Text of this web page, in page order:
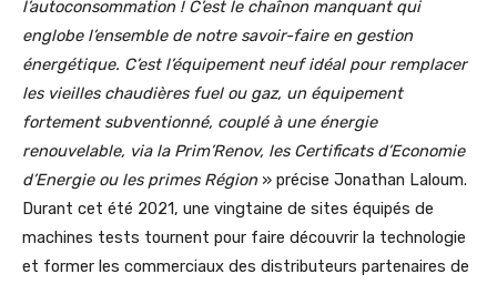
l’autoconsommation ! C’est le chaînon manquant qui
englobe l’ensemble de notre savoir-faire en gestion
énergétique. C’est l’équipement neuf idéal pour remplacer
les vieilles chaudières fuel ou gaz, un équipement
fortement subventionné, couplé à une énergie
renouvelable, via la Prim’Renov, les Certificats d’Economie
d’Energie ou les primes Région » précise Jonathan Laloum.
Durant cet été 2021, une vingtaine de sites équipés de
machines tests tournent pour faire découvrir la technologie
et former les commerciaux des distributeurs partenaires de